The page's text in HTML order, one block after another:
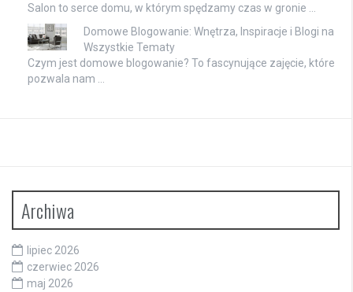
Salon to serce domu, w którym spędzamy czas w gronie …
Domowe Blogowanie: Wnętrza, Inspiracje i Blogi na
Wszystkie Tematy
Czym jest domowe blogowanie? To fascynujące zajęcie, które
pozwala nam …
Archiwa
lipiec 2026
czerwiec 2026
maj 2026